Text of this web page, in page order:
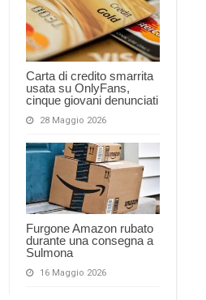
Carta di credito smarrita
usata su OnlyFans,
cinque giovani denunciati
28 Maggio 2026
Furgone Amazon rubato
durante una consegna a
Sulmona
16 Maggio 2026